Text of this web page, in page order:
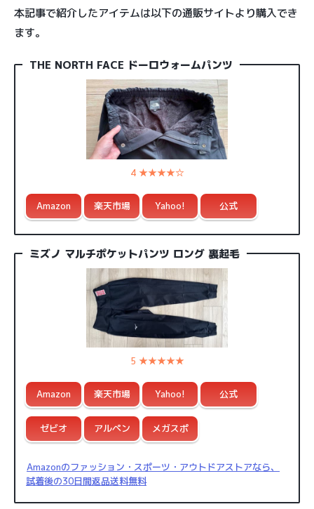
本記事で紹介したアイテムは以下の通販サイトより購入でき
ます。
THE NORTH FACE ドーロウォームパンツ
4 ★★★★☆
Amazon 楽天市場 Yahoo! 公式
ミズノ マルチポケットパンツ ロング 裏起毛
5 ★★★★★
Amazon 楽天市場 Yahoo! 公式
ゼビオ アルペン メガスポ
Amazonのファッション・スポーツ・アウトドアストアなら、
試着後の30日間返品送料無料